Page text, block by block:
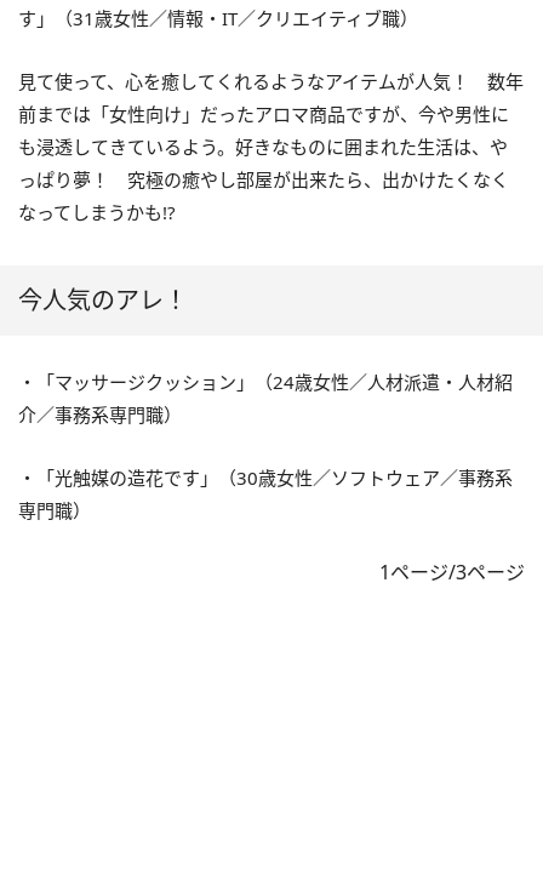
す」（31歳女性／情報・IT／クリエイティブ職）
見て使って、心を癒してくれるようなアイテムが人気！ 数年
前までは「女性向け」だったアロマ商品ですが、今や男性に
も浸透してきているよう。好きなものに囲まれた生活は、や
っぱり夢！ 究極の癒やし部屋が出来たら、出かけたくなく
なってしまうかも!?
今人気のアレ！
・「マッサージクッション」（24歳女性／人材派遣・人材紹
介／事務系専門職）
・「光触媒の造花です」（30歳女性／ソフトウェア／事務系
専門職）
1ページ/3ページ